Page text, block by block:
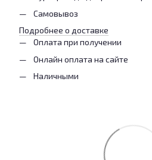
Самовывоз
Подробнее о доставке
Оплата при получении
Онлайн оплата на сайте
Наличными